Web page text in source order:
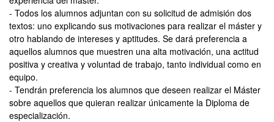
- Todos los alumnos adjuntan con su solicitud de admisión dos
textos: uno explicando sus motivaciones para realizar el máster y
otro hablando de intereses y aptitudes. Se dará preferencia a
aquellos alumnos que muestren una alta motivación, una actitud
positiva y creativa y voluntad de trabajo, tanto individual como en
equipo.
- Tendrán preferencia los alumnos que deseen realizar el Máster
sobre aquellos que quieran realizar únicamente la Diploma de
especialización.